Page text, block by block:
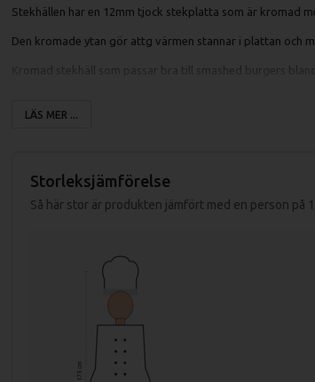
Stekhällen har en 12mm tjock stekplatta som är kromad
Den kromade ytan gör attg värmen stannar i plattan och
Mått förpackning: 440x800x500 mm
Effekt: 4,5 kW
LÄS MER ...
Storleksjämförelse
Så här stor är produkten jämfört med en person på
175 cm